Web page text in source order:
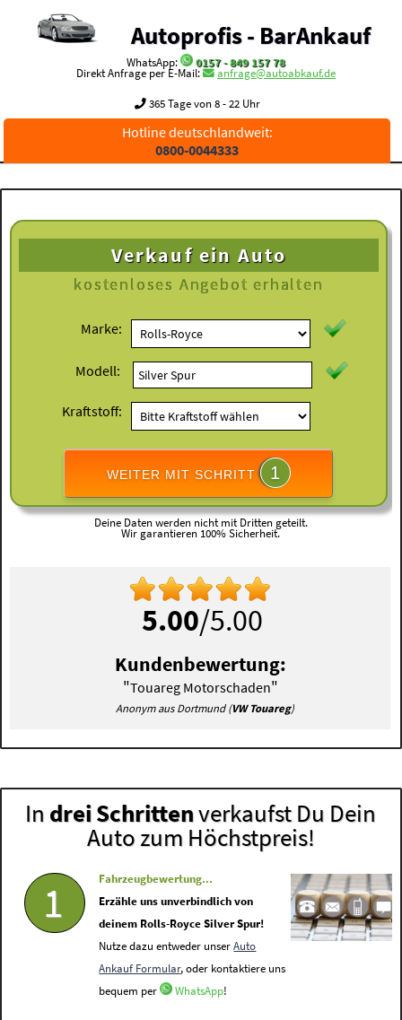
Autoprofis - BarAnkauf
WhatsApp:
0157 - 849 157 78
Direkt Anfrage per E-Mail:
anfrage@autoabkauf.de
365 Tage von 8 - 22 Uhr
Hotline deutschlandweit:
0800-0044333
Verkauf ein Auto
kostenloses Angebot erhalten
Marke:
Modell:
Kraftstoff:
WEITER MIT SCHRITT 1
Deine Daten werden nicht mit Dritten geteilt.
Wir garantieren 100% Sicherheit.
5.00/5.00
Kundenbewertung:
"Touareg Motorschaden"
Anonym aus Dortmund (VW Touareg)
In drei Schrittenverkaufst Du Dein
Auto zum Höchstpreis!
1
Fahrzeugbewertung...
Erzähle uns unverbindlich von
deinem Rolls-Royce Silver Spur!
Nutze dazu entweder unserAuto
Ankauf Formular, oder kontaktiere uns
bequem per
WhatsApp!